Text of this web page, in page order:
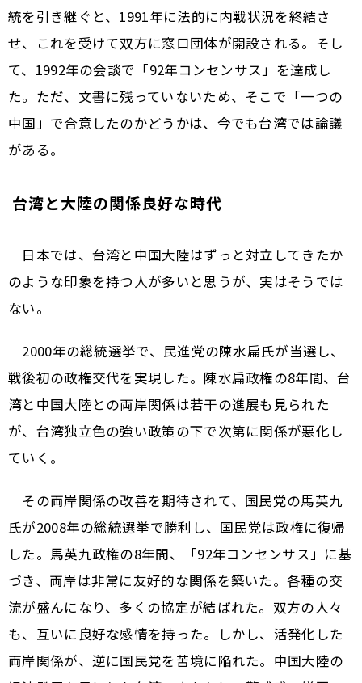
統を引き継ぐと、1991年に法的に内戦状況を終結さ
せ、これを受けて双方に窓口団体が開設される。そし
て、1992年の会談で「92年コンセンサス」を達成し
た。ただ、文書に残っていないため、そこで「一つの
中国」で合意したのかどうかは、今でも台湾では論議
がある。
台湾と大陸の関係良好な時代
日本では、台湾と中国大陸はずっと対立してきたか
のような印象を持つ人が多いと思うが、実はそうでは
ない。
2000年の総統選挙で、民進党の陳水扁氏が当選し、
戦後初の政権交代を実現した。陳水扁政権の8年間、台
湾と中国大陸との両岸関係は若干の進展も見られた
が、台湾独立色の強い政策の下で次第に関係が悪化し
ていく。
その両岸関係の改善を期待されて、国民党の馬英九
氏が2008年の総統選挙で勝利し、国民党は政権に復帰
した。馬英九政権の8年間、「92年コンセンサス」に基
づき、両岸は非常に友好的な関係を築いた。各種の交
流が盛んになり、多くの協定が結ばれた。双方の人々
も、互いに良好な感情を持った。しかし、活発化した
両岸関係が、逆に国民党を苦境に陥れた。中国大陸の